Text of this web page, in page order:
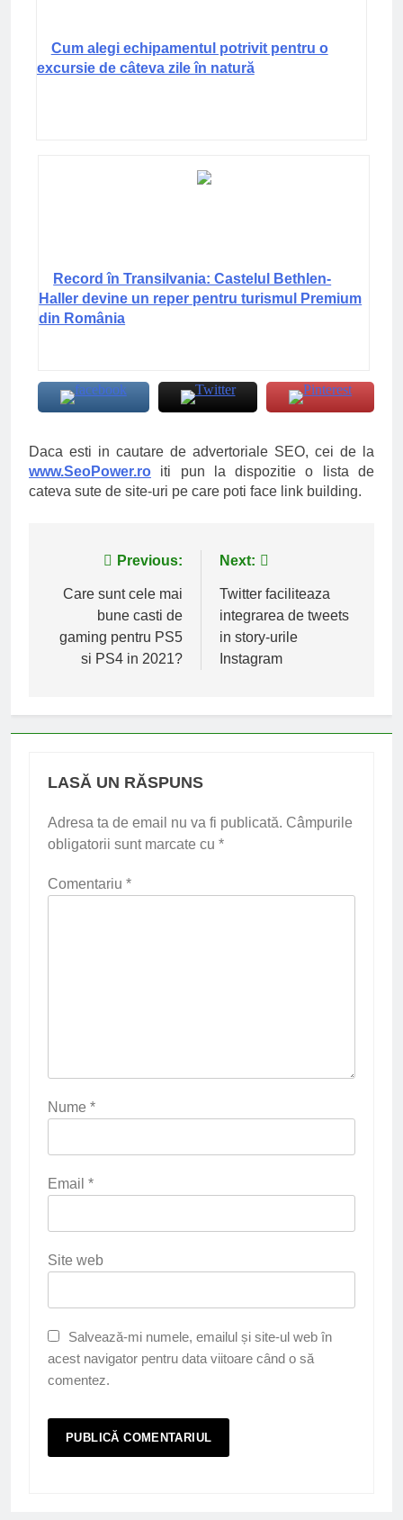
Cum alegi echipamentul potrivit pentru o
excursie de câteva zile în natură
Record în Transilvania: Castelul Bethlen-
Haller devine un reper pentru turismul Premium
din România
Daca esti in cautare de advertoriale SEO, cei de la
www.SeoPower.ro iti pun la dispozitie o lista de
cateva sute de site-uri pe care poti face link building.
Navigare
în
articole
Previous:
Care sunt cele mai
bune casti de
gaming pentru PS5
si PS4 in 2021?
Next:
Twitter faciliteaza
integrarea de tweets
in story-urile
Instagram
LASĂ UN RĂSPUNS
Adresa ta de email nu va fi publicată. Câmpurile
obligatorii sunt marcate cu *
Comentariu *
Nume *
Email *
Site web
Salvează-mi numele, emailul și site-ul web în
acest navigator pentru data viitoare când o să
comentez.